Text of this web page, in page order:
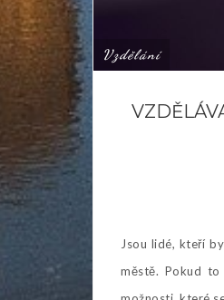
Vzdělání
Jsou lidé, kteří
městě. Pokud